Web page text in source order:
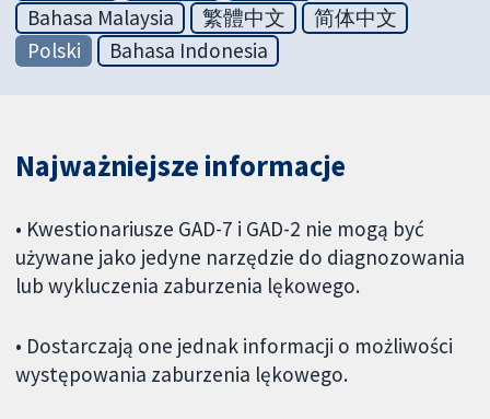
Bahasa Malaysia
繁體中文
简体中文
Polski
Bahasa Indonesia
Najważniejsze informacje
• Kwestionariusze GAD-7 i GAD-2 nie mogą być
używane jako jedyne narzędzie do diagnozowania
lub wykluczenia zaburzenia lękowego.
• Dostarczają one jednak informacji o możliwości
występowania zaburzenia lękowego.